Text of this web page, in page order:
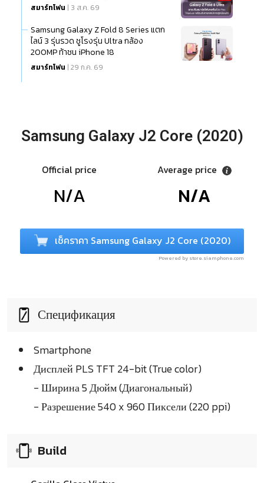
สมาร์ทโฟน | 3 ส.ค. 69
Samsung Galaxy Z Fold 8 Series แตก
ไลน์ 3 รุ่นรวด ชูโรงรุ่น Ultra กล้อง
200MP ท้าชน iPhone 18
สมาร์ทโฟน | 29 ก.ค. 69
Samsung Galaxy J2 Core (2020)
Official price
N/A
Average price
N/A
เช็คราคา Samsung Galaxy J2 Core (2020)
Powered by store.siamphone.com
Спецификация
Smartphone
Дисплей PLS TFT 24-bit (True color)
- Ширина 5 Дюйм (Диагональный)
- Разрешение 540 x 960 Пиксели (220 ppi)
Build